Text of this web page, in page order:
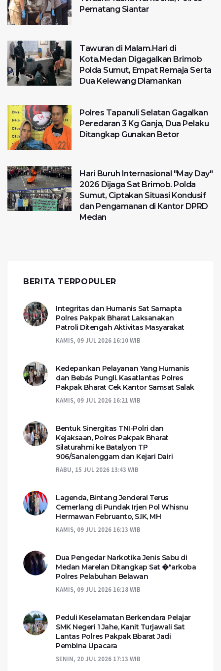
Pematang Siantar
Tawuran di Malam.Hari di
Kota.Medan Digagalkan Brimob
Polda Sumut, Empat Remaja Serta
Dua Kelewang Diamankan
Polres Tapanuli Selatan Gagalkan
Peredaran 3 Kg Ganja, Dua Pelaku
Ditangkap Gunakan Betor
Hari Buruh Internasional "May Day"
2026 Dijaga Sat Brimob. Polda
Sumut, Ciptakan Situasi Kondusif
dan Pengamanan di Kantor DPRD
Medan
BERITA TERPOPULER
Integritas dan Humanis Sat Samapta
Polres Pakpak Bharat Laksanakan
Patroli Ditengah Aktivitas Masyarakat
KAMIS, 09 JUL 2026 16:10 WIB
Kedepankan Pelayanan Yang Humanis
dan Bebás Pungli. Kasatlantas Polres
Pakpak Bharat Cek Kantor Samsat Salak
KAMIS, 09 JUL 2026 16:21 WIB
Bentuk Sinergitas TNI-Polri dan
Kejaksaan, Polres Pakpak Bharat
Silaturahmi ke Batalyon TP
906/Sanalenggam dan Kejari Dairi
RABU, 15 JUL 2026 13:43 WIB
Lagenda, Bintang Jenderal Terus
Cemerlang di Pundak Irjen Pol Whisnu
Hermawan Februanto, S.IK, MH
KAMIS, 09 JUL 2026 16:13 WIB
Dua Pengedar Narkotika Jenis Sabu di
Medan Marelan Ditangkap Sat �"arkoba
Polres Pelabuhan Belawan
KAMIS, 09 JUL 2026 16:18 WIB
Peduli Keselamatan Berkendara Pelajar
SMK Negeri 1 Jahe, Kanit Turjawali Sat
Lantas Polres Pakpak Bbarat Jadi
Pembina Upacara
SENIN, 20 JUL 2026 17:13 WIB